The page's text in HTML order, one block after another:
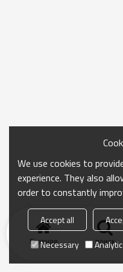
Главная поиск
We use cookies to
experience. They also
order to constantly
Accept all
Necessary